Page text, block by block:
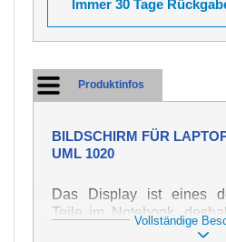
Immer 30 Tage
Produktinfos
BILDSCHIRM FÜR
UML 1020
Das Display ist eines
Teile im Notebook,
auf höchste Qualität
Vollständige